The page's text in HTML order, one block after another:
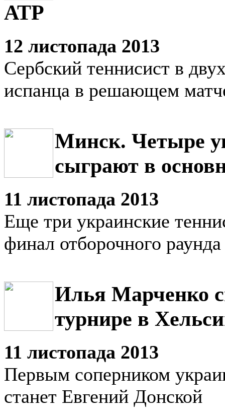
АТР
12 листопада 2013
Сербский теннисист в
испанца в решающем
Минск. Четыре
сыграют в
11 листопада 2013
Еще три украинские
финал отборочного раунда
Илья Марченко
турнире в
11 листопада 2013
Первым соперником
станет Евгений Донской